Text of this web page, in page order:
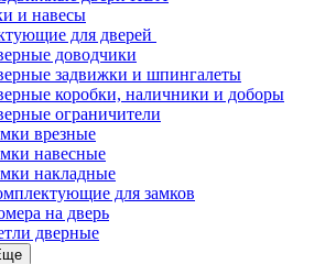
и навесы
для дверей
доводчики
задвижки и шпингалеты
коробки, наличники и доборы
ограничители
врезные
навесные
накладные
для замков
на дверь
дверные